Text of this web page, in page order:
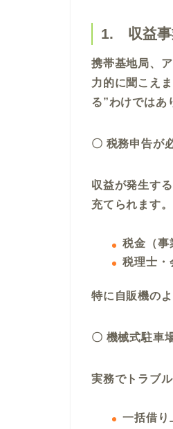
1. 収益事
携帯基地局、
力的に聞こえ
る”わけではあ
〇 税務申告が
収益が発生す
充てられます。
税金（事
税理士・
特に自販機の
〇 機械式駐車
実務でトラブ
一括借り